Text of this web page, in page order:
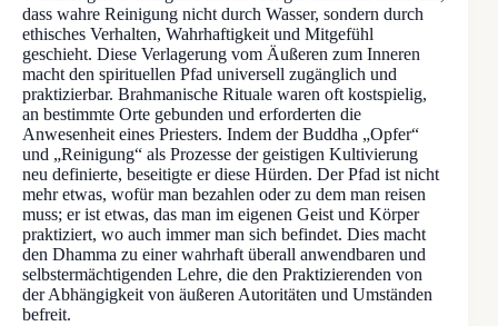
dass wahre Reinigung nicht durch Wasser, sondern durch
ethisches Verhalten, Wahrhaftigkeit und Mitgefühl
geschieht. Diese Verlagerung vom Äußeren zum Inneren
macht den spirituellen Pfad universell zugänglich und
praktizierbar. Brahmanische Rituale waren oft kostspielig,
an bestimmte Orte gebunden und erforderten die
Anwesenheit eines Priesters. Indem der Buddha „Opfer“
und „Reinigung“ als Prozesse der geistigen Kultivierung
neu definierte, beseitigte er diese Hürden. Der Pfad ist nicht
mehr etwas, wofür man bezahlen oder zu dem man reisen
muss; er ist etwas, das man im eigenen Geist und Körper
praktiziert, wo auch immer man sich befindet. Dies macht
den Dhamma zu einer wahrhaft überall anwendbaren und
selbstermächtigenden Lehre, die den Praktizierenden von
der Abhängigkeit von äußeren Autoritäten und Umständen
befreit.